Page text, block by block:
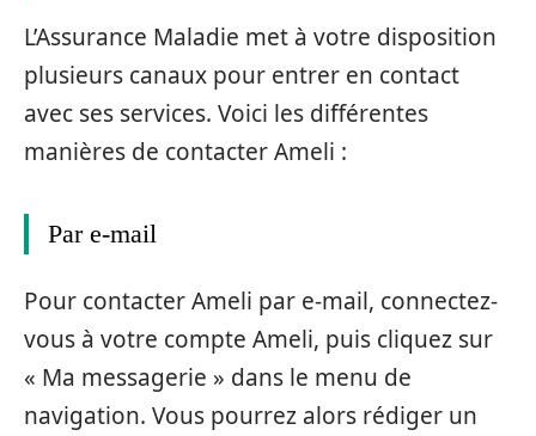
L’Assurance Maladie met à votre disposition
plusieurs canaux pour entrer en contact
avec ses services. Voici les différentes
manières de contacter Ameli :
Par e-mail
Pour contacter Ameli par e-mail, connectez-
vous à votre compte Ameli, puis cliquez sur
« Ma messagerie » dans le menu de
navigation. Vous pourrez alors rédiger un